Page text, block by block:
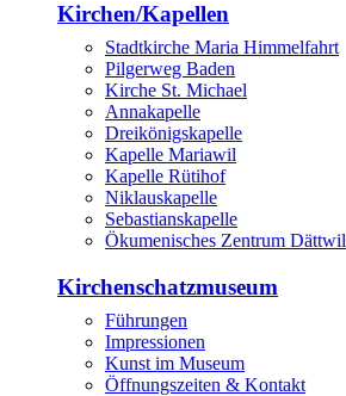
Kirchen/Kapellen
Stadtkirche Maria Himmelfahrt
Pilgerweg Baden
Kirche St. Michael
Annakapelle
Dreikönigskapelle
Kapelle Mariawil
Kapelle Rütihof
Niklauskapelle
Sebastianskapelle
Ökumenisches Zentrum Dättwil
Kirchenschatzmuseum
Führungen
Impressionen
Kunst im Museum
Öffnungszeiten & Kontakt